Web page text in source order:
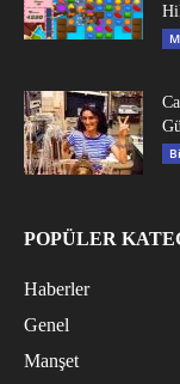
POPÜLER
Haberler
Genel
Manşet